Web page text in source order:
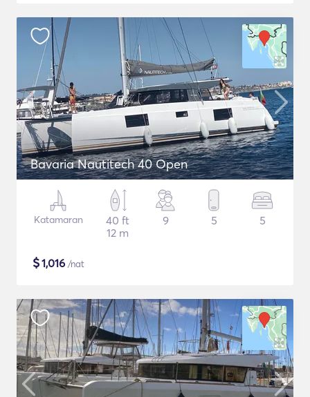
Bavaria Nautitech 40 Open
Katamaran
40 ft
12 m
9 5 5
$1,016 /nat